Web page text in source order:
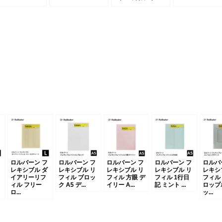
ロルバーン フ
レキシブル ダ
イアリーリフ
ィル フリー
ロ...
ロルバーン フ
レキシブル リ
フィル ブロッ
ク A5 デ...
ロルバーン フ
レキシブル リ
フィル 方眼 デ
イリー A...
ロルバーン フ
レキシブル リ
フィル 1行日
記 ミント ...
ロル
レキ
フィ
ロッ
ッ...